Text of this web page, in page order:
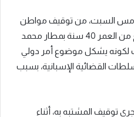
أمس السبت، من توقيف مواطن
أجنبي يحمل الجنسية البلغارية، يبلغ من العمر 40 سنة بمطار محمد
لكونه يشكل موضوع أمر دولي
القضائية الإسبانية، بسبب
توقيف المشتبه به، أثناء